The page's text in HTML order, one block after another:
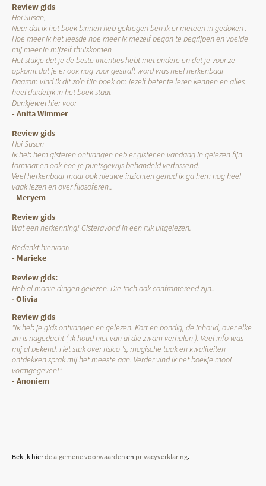
Review gids
Hoi Susan,
Naar dat ik het boek binnen heb gekregen ben ik er meteen in gedoken .
Hoe meer ik het leesde hoe meer ik mezelf begon te begrijpen en voelde
mij meer in mijzelf thuiskomen
Het stukje dat je de beste intenties hebt met andere en dat je voor ze
opkomt dat je er ook nog voor gestraft word was heel herkenbaar
Daarom vind ik dit zo’n fijn boek om jezelf beter te leren kennen en alles
heel duidelijk in het boek staat
Dankjewel hier voor
- Anita Wimmer
Review gids
Hoi Susan
Ik heb hem gisteren ontvangen heb er gister en vandaag in gelezen fijn
formaat en ook hoe je puntsgewijs behandeld verfrissend.
Veel herkenbaar maar ook nieuwe inzichten gehad ik ga hem nog heel
vaak lezen en over filosoferen..
- Meryem
Review gids
Wat een herkenning! Gisteravond in een ruk uitgelezen.
Bedankt hiervoor!
- Marieke
Review gids:
Heb al mooie dingen gelezen. Die toch ook confronterend zijn..
-Olivia
Review gids
"Ik heb je gids ontvangen en gelezen. Kort en bondig, de inhoud, over elke
zin is nagedacht ( ik houd niet van al die zwam verhalen ). Veel info was
mij al bekend. Het stuk over risico 's, magische taak en kwaliteiten
ontdekken sprak mij het meeste aan. Verder vind ik het boekje mooi
vormgegeven!"
- Anoniem
Bekijk hierde algemene voorwaarden en privacyverklaring.